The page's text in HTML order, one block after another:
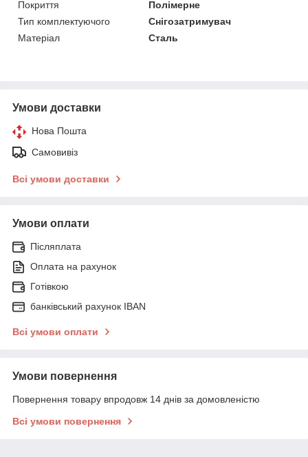
Покриття
Полімерне
Тип комплектуючого
Снігозатримувач
Матеріал
Сталь
Умови доставки
Нова Пошта
Самовивіз
Всі умови доставки
Умови оплати
Післяплата
Оплата на рахунок
Готівкою
банківський рахунок IBAN
Всі умови оплати
Умови повернення
Повернення товару впродовж 14 днів за домовленістю
Всі умови повернення